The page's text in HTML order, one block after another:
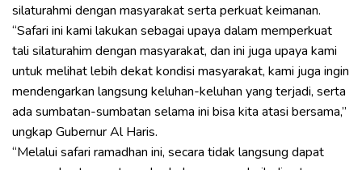
silaturahmi dengan masyarakat serta perkuat keimanan.
“Safari ini kami lakukan sebagai upaya dalam memperkuat
tali silaturahim dengan masyarakat, dan ini juga upaya kami
untuk melihat lebih dekat kondisi masyarakat, kami juga ingin
mendengarkan langsung keluhan-keluhan yang terjadi, serta
ada sumbatan-sumbatan selama ini bisa kita atasi bersama,”
ungkap Gubernur Al Haris.
“Melalui safari ramadhan ini, secara tidak langsung dapat